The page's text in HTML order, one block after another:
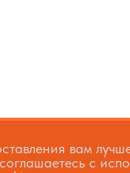
вам
с